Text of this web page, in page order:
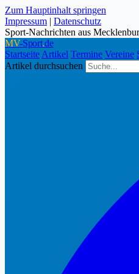
Zum Hauptinhalt springen
Impressum | Datenschutz
Sport-Nachrichten aus
MV-Sport.de
Startseite Artikel Termine Vereine
Artikel durchsuchen